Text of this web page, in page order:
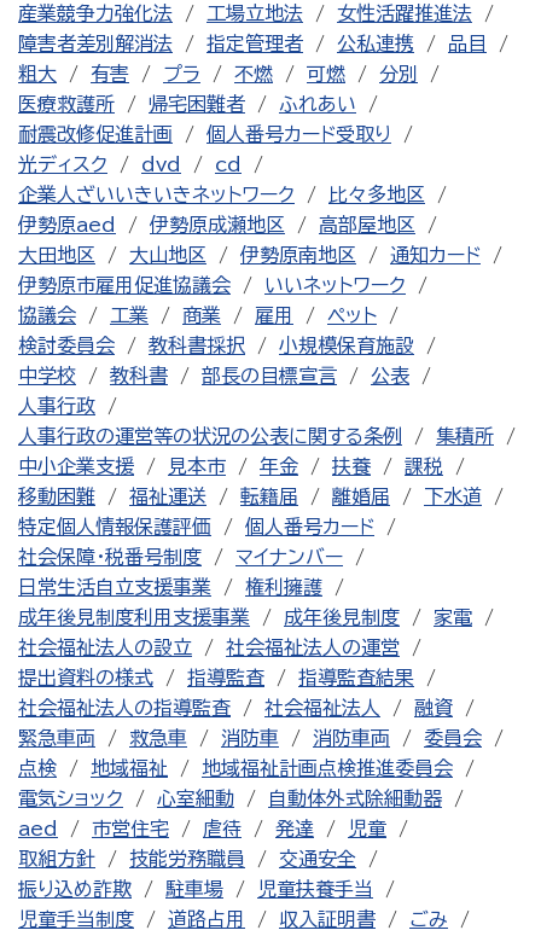
産業競争力強化法
工場立地法
女性活躍推進法
障害者差別解消法
指定管理者 公私連携
品目
粗大
有害 プラ 不燃 可燃
分別
医療救護所
帰宅困難者
ふれあい
耐震改修促進計画
個人番号カード受取り
光ディスク
dvd
cd
企業人ざいいきいきネットワーク
比々多地区
伊勢原aed
伊勢原成瀬地区
高部屋地区
大田地区
大山地区 伊勢原南地区
通知カード
伊勢原市雇用促進協議会
いいネットワーク
協議会
工業 商業 雇用
ペット
検討委員会
教科書採択
小規模保育施設
中学校
教科書 部長の目標宣言
公表
人事行政
人事行政の運営等の状況の公表に関する条例
集積所
中小企業支援
見本市 年金 扶養
課税
移動困難
福祉運送 転籍届 離婚届
下水道
特定個人情報保護評価
個人番号カード
社会保障・税番号制度
マイナンバー
日常生活自立支援事業
権利擁護
成年後見制度利用支援事業
成年後見制度
家電
社会福祉法人の設立
社会福祉法人の運営
提出資料の様式
指導監査
指導監査結果
社会福祉法人の指導監査
社会福祉法人
融資
緊急車両
救急車 消防車 消防車両
委員会
点検
地域福祉
地域福祉計画点検推進委員会
電気ショック
心室細動
自動体外式除細動器
aed
市営住宅 虐待 発達
児童
取組方針
技能労務職員
交通安全
振り込め詐欺
駐車場
児童扶養手当
児童手当制度
道路占用 収入証明書 ごみ